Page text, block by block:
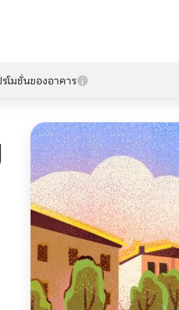
รโมชั่นของอาคาร